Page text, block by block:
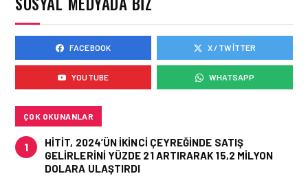
HAVAYOLU • 05 AĞU 2026
AIR ASTANA’DAN 2026
YILI İLK YARI FINANSAL
VE OPERASYONEL
FACEBOOK X / TWITTER
YOUTUBE WHATSAPP
ÇOK OKUNANLAR
1
HITIT, 2024’ÜN IKINCI ÇEYREĞINDE SATIŞ
GELIRLERINI YÜZDE 21 ARTIRARAK 15,2 MILYON
DOLARA ULAŞTIRDI